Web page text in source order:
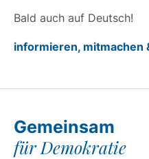
Bald auch auf Deutsch!
informieren, mitmachen
Gemeinsam
für Demokratie